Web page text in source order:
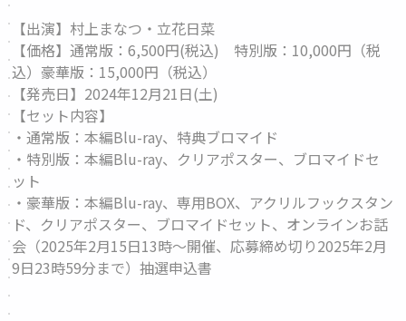
【出演】村上まなつ・立花日菜
【価格】通常版：6,500円(税込) 特別版：10,000円（税
込）豪華版：15,000円（税込）
【発売日】2024年12月21日(土)
【セット内容】
・通常版：本編Blu-ray、特典ブロマイド
・特別版：本編Blu-ray、クリアポスター、ブロマイドセ
ット
・豪華版：本編Blu-ray、専用BOX、アクリルフックスタン
ド、クリアポスター、ブロマイドセット、オンラインお話
会（2025年2月15日13時～開催、応募締め切り2025年2月
9日23時59分まで）抽選申込書